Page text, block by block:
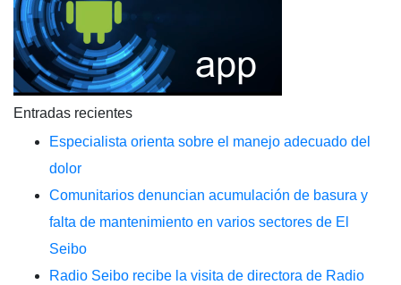
Entradas recientes
Especialista orienta sobre el manejo adecuado del
dolor
Comunitarios denuncian acumulación de basura y
falta de mantenimiento en varios sectores de El
Seibo
Radio Seibo recibe la visita de directora de Radio